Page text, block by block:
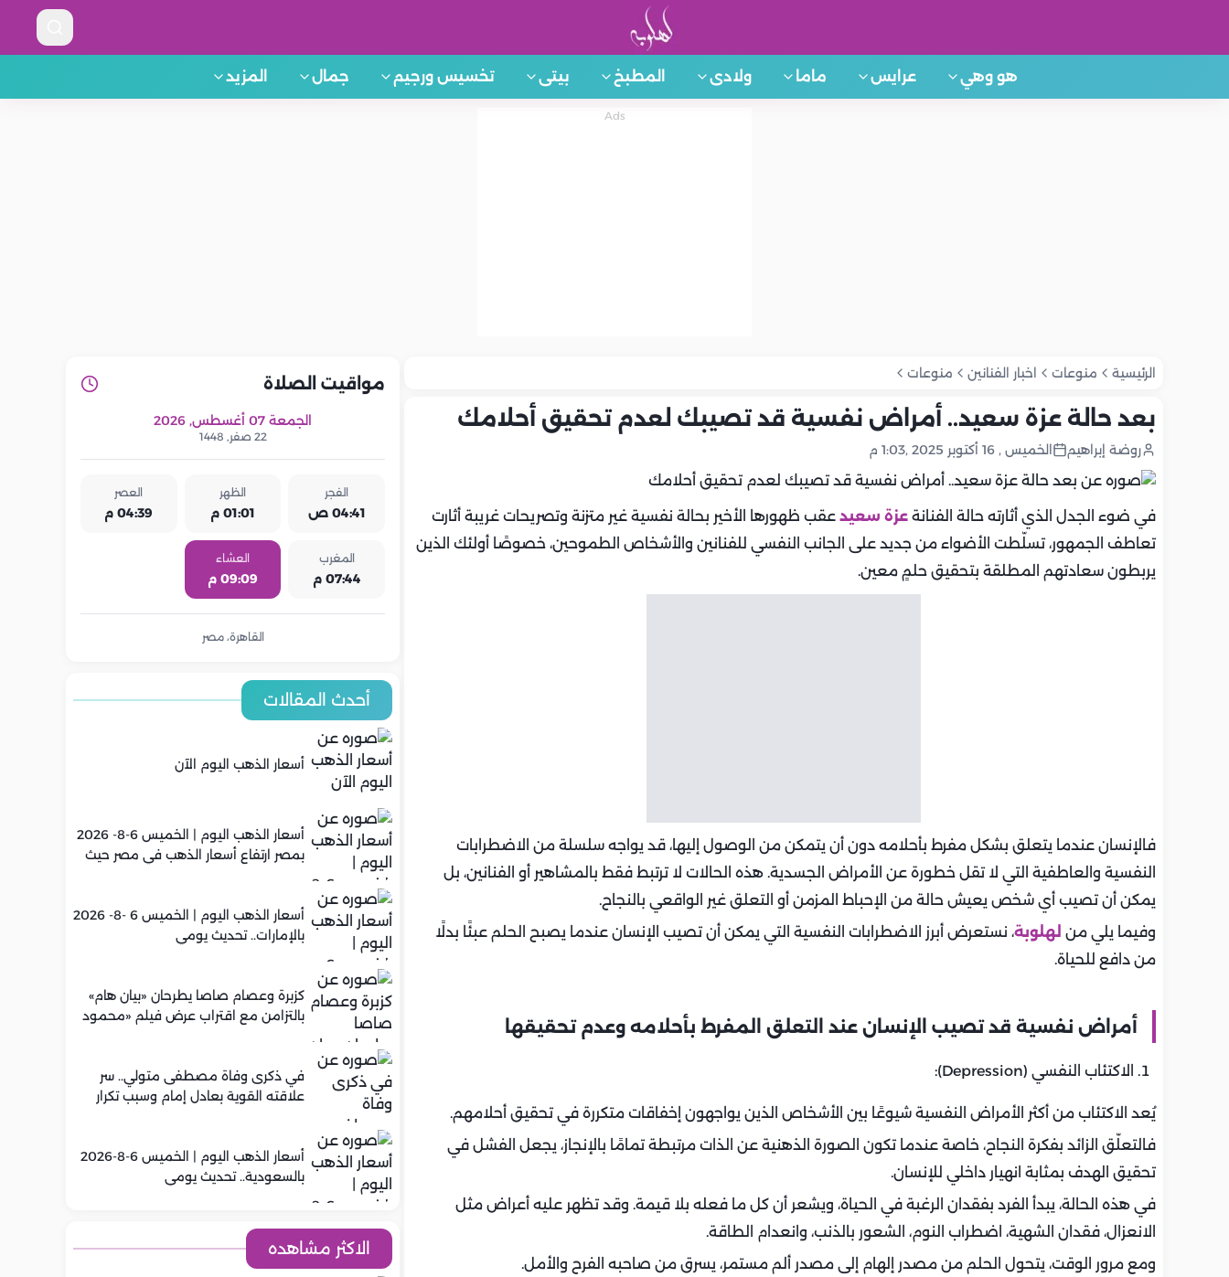
هو وهي عرايس ماما ولادى المطبخ بيتى تخسيس ورجيم جمال المزيد
الرئيسية منوعات اخبار الفنانين منوعات
بعد حالة عزة سعيد.. أمراض نفسية قد تصيبك لعدم تحقيق أحلامك
روضة إبراهيم الخميس , 16 أكتوبر 2025 ,1:03 م
في ضوء الجدل الذي أثارته حالة الفنانة عزة سعيد عقب ظهورها الأخير بحالة نفسية غير متزنة وتصريحات غريبة أثارت
تعاطف الجمهور، تسلّطت الأضواء من جديد على الجانب النفسي للفنانين والأشخاص الطموحين، خصوصًا أولئك الذين
يربطون سعادتهم المطلقة بتحقيق حلمٍ معين.
فالإنسان عندما يتعلق بشكل مفرط بأحلامه دون أن يتمكن من الوصول إليها، قد يواجه سلسلة من الاضطرابات
النفسية والعاطفية التي لا تقل خطورة عن الأمراض الجسدية. هذه الحالات لا ترتبط فقط بالمشاهير أو الفنانين، بل
يمكن أن تصيب أي شخص يعيش حالة من الإحباط المزمن أو التعلق غير الواقعي بالنجاح.
وفيما يلي من لهلوبة، نستعرض أبرز الاضطرابات النفسية التي يمكن أن تصيب الإنسان عندما يصبح الحلم عبئًا بدلًا
من دافع للحياة.
أمراض نفسية قد تصيب الإنسان عند التعلق المفرط بأحلامه وعدم تحقيقها
الاكتئاب النفسي (Depression):
يُعد الاكتئاب من أكثر الأمراض النفسية شيوعًا بين الأشخاص الذين يواجهون إخفاقات متكررة في تحقيق أحلامهم.
فالتعلّق الزائد بفكرة النجاح، خاصة عندما تكون الصورة الذهنية عن الذات مرتبطة تمامًا بالإنجاز، يجعل الفشل في
تحقيق الهدف بمثابة انهيار داخلي للإنسان.
في هذه الحالة، يبدأ الفرد بفقدان الرغبة في الحياة، ويشعر أن كل ما فعله بلا قيمة. وقد تظهر عليه أعراض مثل
الانعزال، فقدان الشهية، اضطراب النوم، الشعور بالذنب، وانعدام الطاقة.
ومع مرور الوقت، يتحول الحلم من مصدر إلهام إلى مصدر ألم مستمر، يسرق من صاحبه الفرح والأمل.
مواقيت الصلاة
الجمعة 07 أغسطس, 2026
22 صفر, 1448
الفجر
04:41 ص
الظهر
01:01 م
العصر
04:39 م
المغرب
07:44 م
العشاء
09:09 م
القاهرة، مصر
أحدث المقالات
أسعار الذهب اليوم الآن
أسعار الذهب اليوم | الخميس 6-8- 2026
بمصر ارتفاع أسعار الذهب في مصر حيث
أسعار الذهب اليوم | الخميس 6 -8- 2026
بالإمارات.. تحديث يومي
كزبرة وعصام صاصا يطرحان «بيان هام»
بالتزامن مع اقتراب عرض فيلم «محمود
في ذكرى وفاة مصطفى متولي.. سر
علاقته القوية بعادل إمام وسبب تكرار
أسعار الذهب اليوم | الخميس 6-8-2026
بالسعودية.. تحديث يومي
الاكثر مشاهده